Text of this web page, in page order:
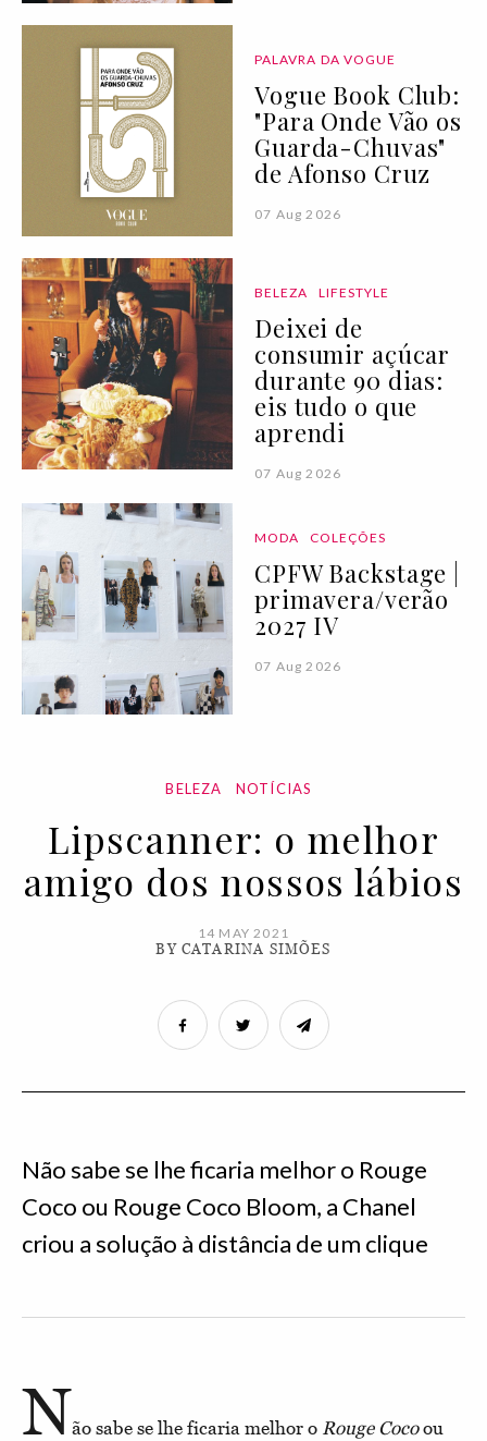
PALAVRA DA VOGUE
Vogue Book Club:
"Para Onde Vão os
Guarda-Chuvas"
de Afonso Cruz
07 Aug 2026
BELEZA LIFESTYLE
Deixei de
consumir açúcar
durante 90 dias:
eis tudo o que
aprendi
07 Aug 2026
MODA COLEÇÕES
CPFW Backstage |
primavera/verão
2027 IV
07 Aug 2026
BELEZA NOTÍCIAS
Lipscanner: o melhor
amigo dos nossos lábios
14 MAY 2021
BY CATARINA SIMÕES
Não sabe se lhe ficaria melhor o Rouge
Coco ou Rouge Coco Bloom, a Chanel
criou a solução à distância de um clique
Não sabe se lhe ficaria melhor o Rouge Cocoou